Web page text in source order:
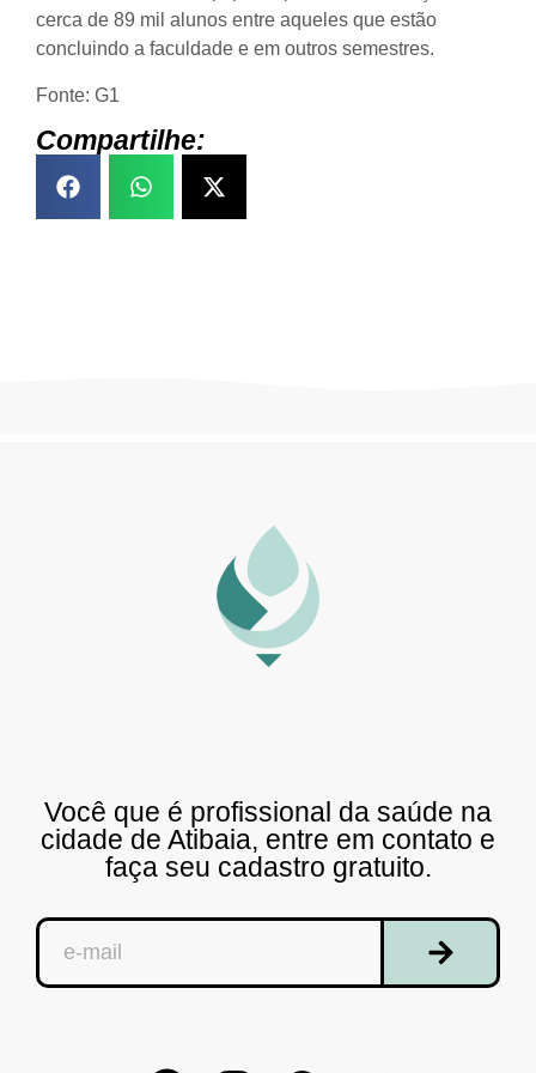
cerca de 89 mil alunos entre aqueles que estão
concluindo a faculdade e em outros semestres.
Fonte: G1
Compartilhe:
Você que é profissional da saúde na
cidade de Atibaia, entre em contato e
faça seu cadastro gratuito.